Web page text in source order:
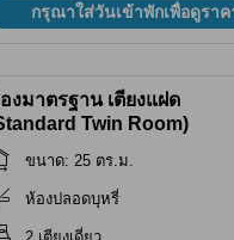
กรุณาใส่วันเข้าพักเพื่อดูราค
งมาตรฐาน เตียงแฝด
Twin Room)
ขนาด: 25 ตร.ม.
ห้องปลอดบุหรี่